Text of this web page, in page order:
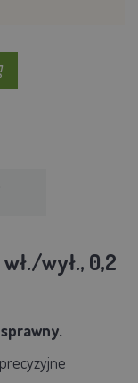
wył., 0,2